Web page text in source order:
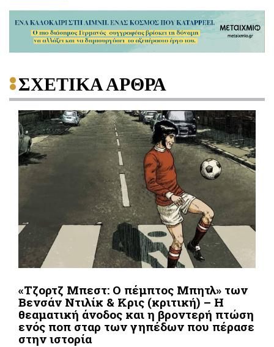
ΣΧΕΤΙΚΑ ΑΡΘΡΑ
«Τζορτζ Μπεστ: Ο πέμπτος Μπητλ» των
Βενσάν Ντιλίκ & Κρις (κριτική) – Η
θεαματική άνοδος και η βροντερή πτώση
ενός ποπ σταρ των γηπέδων που πέρασε
στην ιστορία